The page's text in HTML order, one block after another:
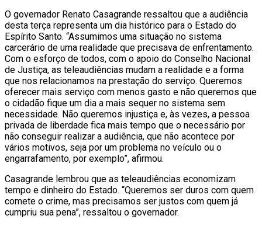
O governador Renato Casagrande ressaltou que a audiência
desta terça representa um dia histórico para o Estado do
Espírito Santo. “Assumimos uma situação no sistema
carcerário de uma realidade que precisava de enfrentamento.
Com o esforço de todos, com o apoio do Conselho Nacional
de Justiça, as teleaudiências mudam a realidade e a forma
que nos relacionamos na prestação do serviço. Queremos
oferecer mais serviço com menos gasto e não queremos que
o cidadão fique um dia a mais sequer no sistema sem
necessidade. Não queremos injustiça e, às vezes, a pessoa
privada de liberdade fica mais tempo que o necessário por
não conseguir realizar a audiência, que não acontece por
vários motivos, seja por um problema no veículo ou o
engarrafamento, por exemplo”, afirmou.
Casagrande lembrou que as teleaudiências economizam
tempo e dinheiro do Estado. “Queremos ser duros com quem
comete o crime, mas precisamos ser justos com quem já
cumpriu sua pena”, ressaltou o governador.